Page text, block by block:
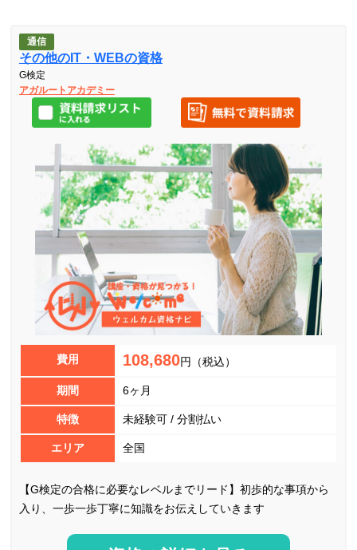
通信
その他のIT・WEBの資格
G検定
アガルートアカデミー
費用 108,680円（税込）
期間 6ヶ月
特徴 未経験可 / 分割払い
エリア 全国
【G検定の合格に必要なレベルまでリード】初歩的な事項から
入り、一歩一歩丁寧に知識をお伝えしていきます